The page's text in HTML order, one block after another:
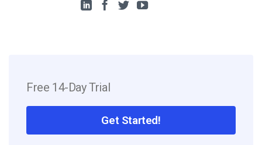
Free 14-Day Trial
Get Started!